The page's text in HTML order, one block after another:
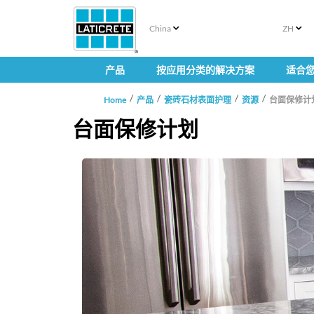
China ZH
产品 按应用分类的解决方案 适合
Home 产品 瓷砖石材表面护理 资源 台面保修计
台面保修计划